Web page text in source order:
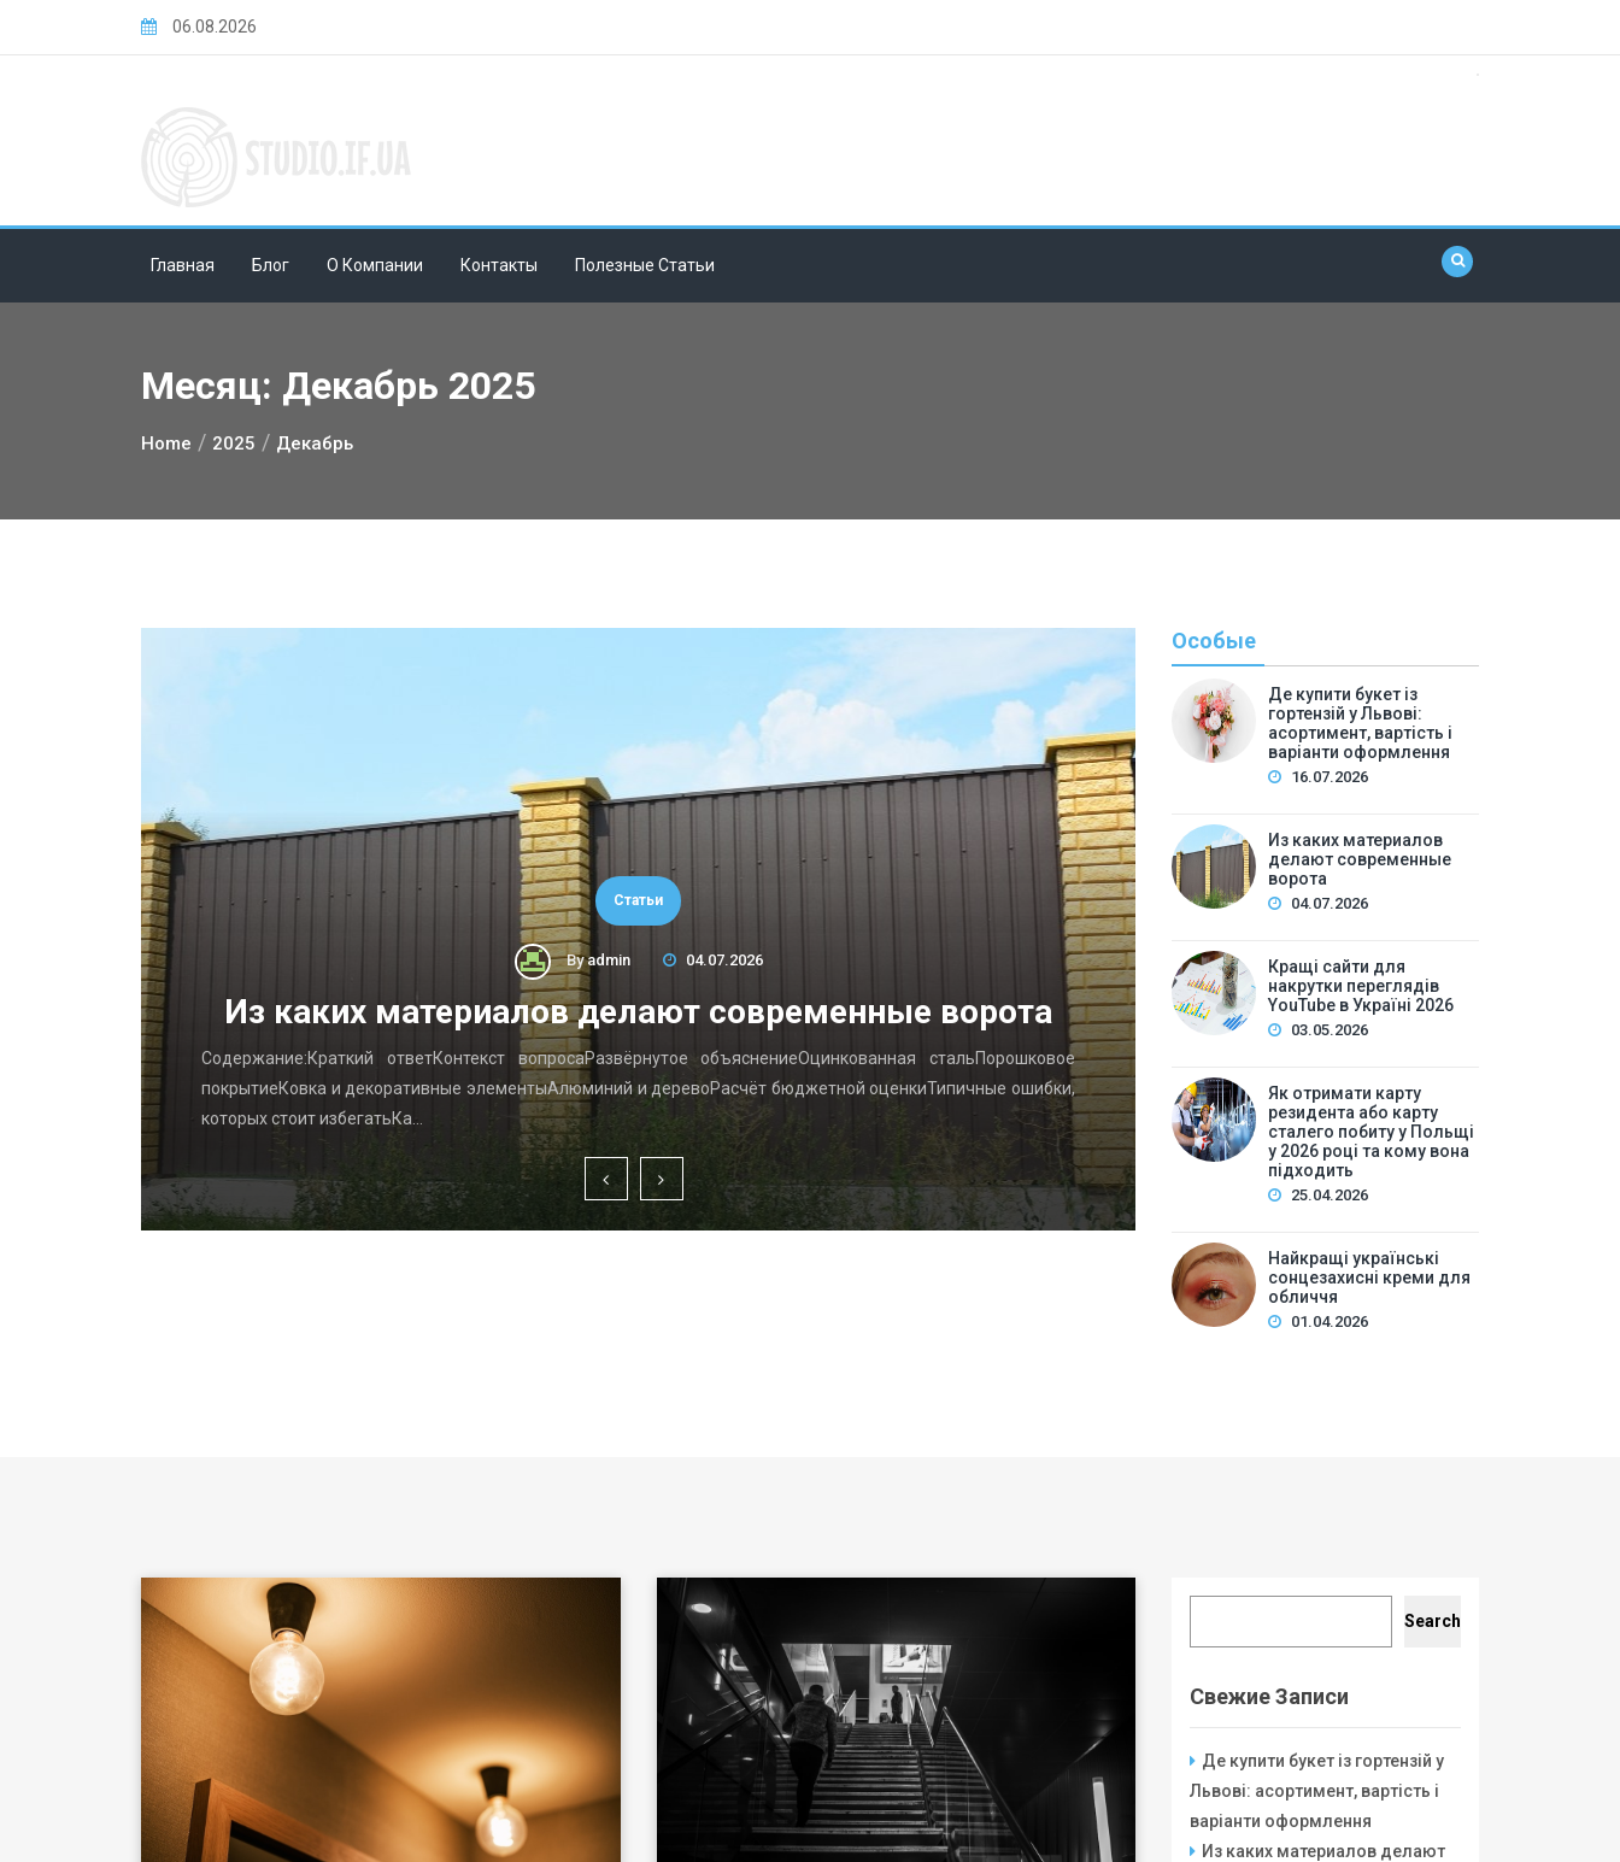
06.08.2026
Главная Блог О Компании Контакты Полезные Статьи
Месяц: Декабрь 2025
Home 2025 Декабрь
Статьи
Byadmin 04.07.2026
Из каких материалов делают современные ворота
Содержание:Краткий ответКонтекст вопросаРазвёрнутое объяснениеОцинкованная стальПорошковое
покрытиеКовка и декоративные элементыАлюминий и деревоРасчёт бюджетной оценкиТипичные ошибки,
которых стоит избегатьКа…
Кращі сайти для
Зміст:
Чим відрізняється безпечна накрутка переглядів
Накрутка переглядів vs органічне просування: що
ТОП сайтів для накрутки переглядів YouTube…
Особые
Де купити букет із
гортензій у Львові:
асортимент, вартість і
варіанти оформлення
16.07.2026
Из каких материалов
делают современные
ворота
04.07.2026
Кращі сайти для
накрутки переглядів
YouTube в Україні 2026
03.05.2026
Як отримати карту
резидента або карту
сталего побиту у Польщі
у 2026 році та кому вона
підходить
25.04.2026
Найкращі українські
сонцезахисні креми для
обличчя
01.04.2026
Search
Свежие Записи
Де купити букет із гортензій у
Львові: асортимент, вартість і
варіанти оформлення
Из каких материалов делают